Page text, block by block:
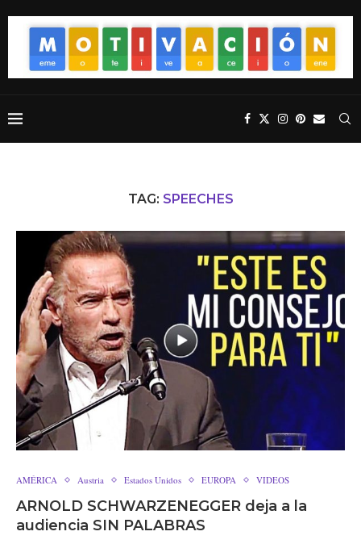
TAG: SPEECHES
AMÉRICA Austria Estados Unidos EUROPA VIDEOS
ARNOLD SCHWARZENEGGER deja a la
audiencia SIN PALABRAS